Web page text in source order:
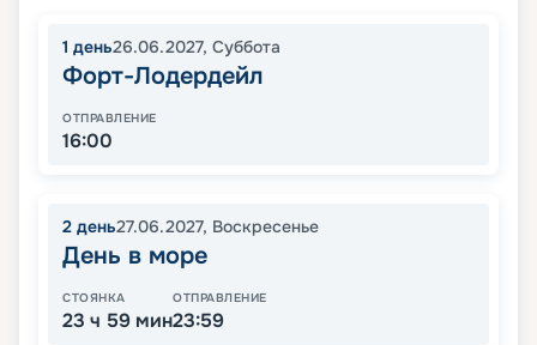
1 день26.06.2027, Суббота
Форт-Лодердейл
ОТПРАВЛЕНИЕ
16:00
2 день27.06.2027, Воскресенье
День в море
СТОЯНКА
23 ч 59 мин
ОТПРАВЛЕНИЕ
23:59